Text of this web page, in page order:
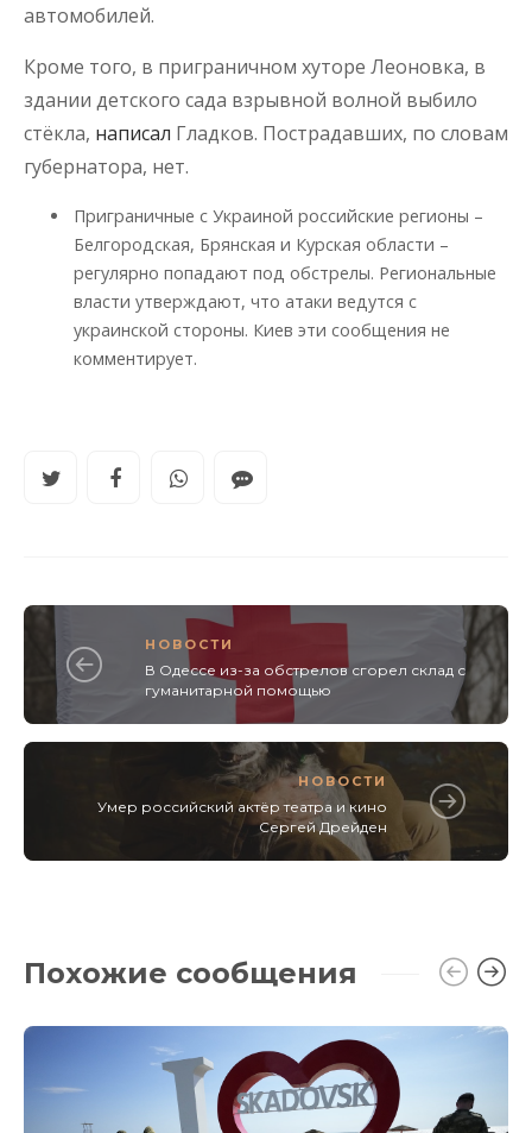
автомобилей.
Кроме того, в приграничном хуторе Леоновка, в
здании детского сада взрывной волной выбило
стёкла, написал Гладков. Пострадавших, по словам
губернатора, нет.
Приграничные с Украиной российские регионы –
Белгородская, Брянская и Курская области –
регулярно попадают под обстрелы. Региональные
власти утверждают, что атаки ведутся с
украинской стороны. Киев эти сообщения не
комментирует.
НОВОСТИ
В Одессе из-за обстрелов сгорел склад с
гуманитарной помощью
НОВОСТИ
Умер российский актёр театра и кино
Сергей Дрейден
Похожие сообщения